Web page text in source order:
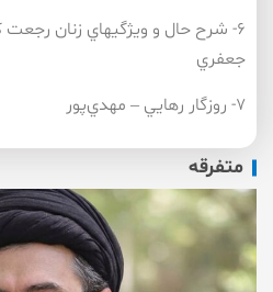
۶- شرح حال و ويژگيهاي زنان رجعت
جعفري
۷- روزگار رهايي – مهدي‌پور
متفرقه